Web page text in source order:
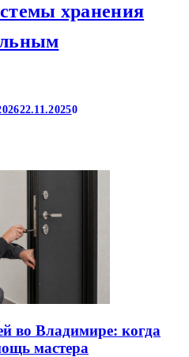
хранения
22.11.20250
во Владимире: когда
мастера